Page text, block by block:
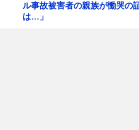
ル事故被害者の親族が慟哭
は…」